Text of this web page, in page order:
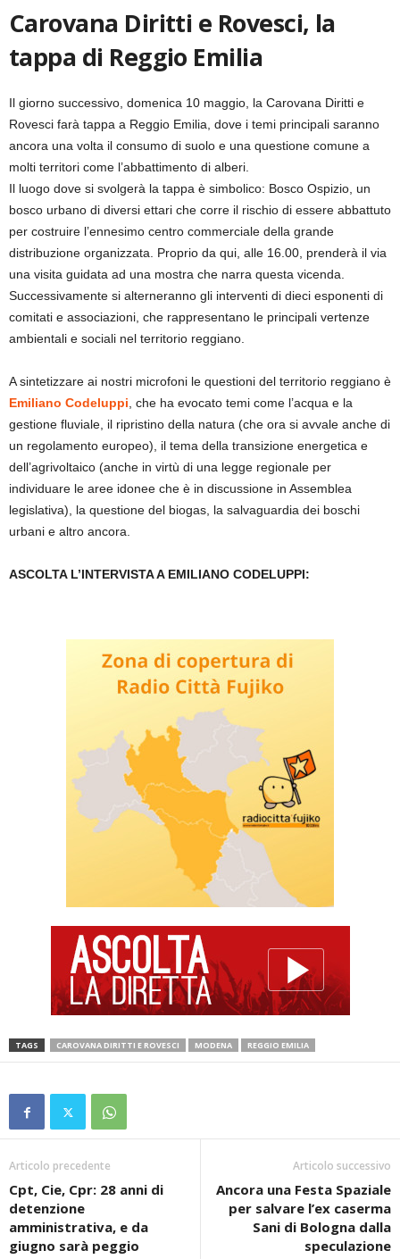
Carovana Diritti e Rovesci, la
tappa di Reggio Emilia
Il giorno successivo, domenica 10 maggio, la Carovana Diritti e
Rovesci farà tappa a Reggio Emilia, dove i temi principali saranno
ancora una volta il consumo di suolo e una questione comune a
molti territori come l’abbattimento di alberi.
Il luogo dove si svolgerà la tappa è simbolico: Bosco Ospizio, un
bosco urbano di diversi ettari che corre il rischio di essere abbattuto
per costruire l’ennesimo centro commerciale della grande
distribuzione organizzata. Proprio da qui, alle 16.00, prenderà il via
una visita guidata ad una mostra che narra questa vicenda.
Successivamente si alterneranno gli interventi di dieci esponenti di
comitati e associazioni, che rappresentano le principali vertenze
ambientali e sociali nel territorio reggiano.
A sintetizzare ai nostri microfoni le questioni del territorio reggiano è
Emiliano Codeluppi, che ha evocato temi come l’acqua e la
gestione fluviale, il ripristino della natura (che ora si avvale anche di
un regolamento europeo), il tema della transizione energetica e
dell’agrivoltaico (anche in virtù di una legge regionale per
individuare le aree idonee che è in discussione in Assemblea
legislativa), la questione del biogas, la salvaguardia dei boschi
urbani e altro ancora.
ASCOLTA L’INTERVISTA A EMILIANO CODELUPPI:
TAGS CAROVANA DIRITTI E ROVESCI MODENA REGGIO EMILIA
Articolo precedente
Cpt, Cie, Cpr: 28 anni di
detenzione
amministrativa, e da
giugno sarà peggio
Articolo successivo
Ancora una Festa Spaziale
per salvare l’ex caserma
Sani di Bologna dalla
speculazione